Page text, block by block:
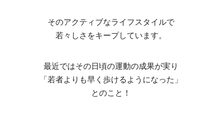
そのアクティブなライフスタイルで
若々しさをキープしています。
最近ではその日頃の運動の成果が実り
「若者よりも早く歩けるようになった」
とのこと！